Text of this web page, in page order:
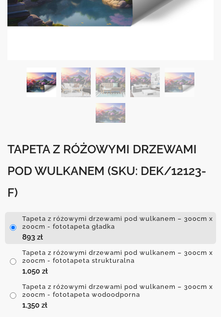
TAPETA Z RÓŻOWYMI DRZEWAMI
POD WULKANEM (SKU: DEK/12123-
F)
Tapeta z różowymi drzewami pod wulkanem – 300cm x
200cm - fototapeta gładka
893 zł
Tapeta z różowymi drzewami pod wulkanem – 300cm x
200cm - fototapeta strukturalna
1,050 zł
Tapeta z różowymi drzewami pod wulkanem – 300cm x
200cm - fototapeta wodoodporna
1,350 zł